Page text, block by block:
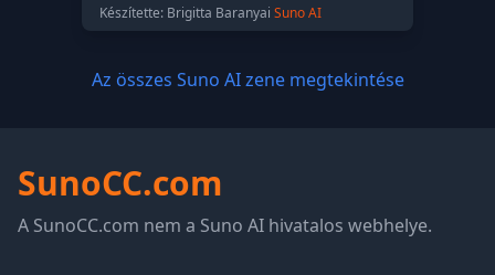
Készítette: Brigitta Baranyai Suno AI
Az összes Suno AI zene megtekintése
SunoCC.com
A SunoCC.com nem a Suno AI hivatalos webhelye.